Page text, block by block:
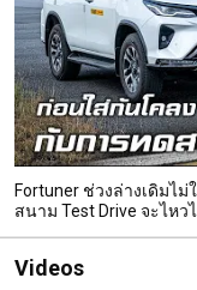
Fortuner ช่วงล่างเดิมไม่
สนาม Test Drive จะไหว
Videos